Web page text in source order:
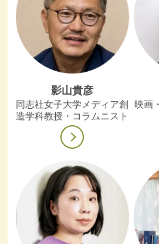
影山貴彦
同志社女子大学メディア創
造学科教授・コラムニスト
映画